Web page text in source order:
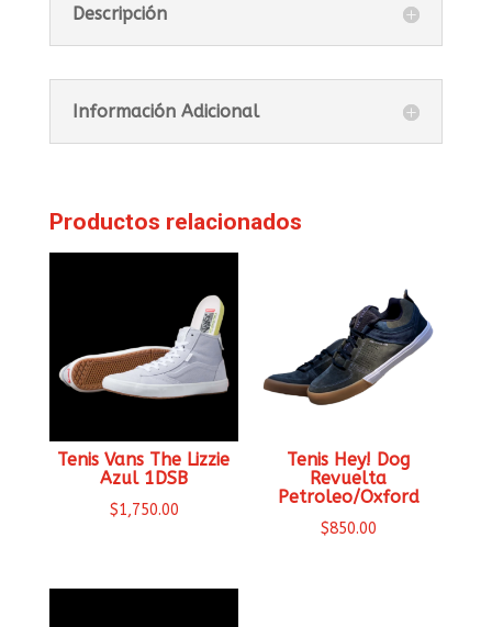
Descripción
Información Adicional
Productos relacionados
Tenis Vans The Lizzie
Azul 1DSB
$1,750.00
Tenis Hey! Dog
Revuelta
Petroleo/Oxford
$850.00